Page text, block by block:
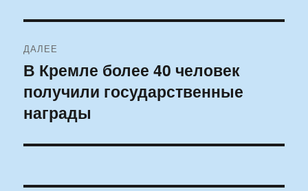
ДАЛЕЕ
Следующая
запись:
В Кремле более 40 человек
получили государственные
награды